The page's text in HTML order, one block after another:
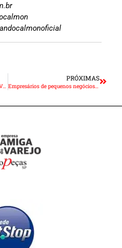
Assinada Convenção Coletiva de Vendedores e Viajantes do Comércio 2021/2022
PRÓXIMAS
Empresários de pequenos negócios resgatam aprendizados gerados na pandemia